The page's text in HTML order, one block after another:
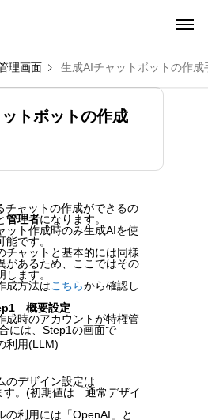
理画面 生成AIチャットボットの作成
トボットの作成
チャットの作成ができるの
管理者になります。
ット作成時のみ生成AIを使
です。
チャットと基本的には同様
があるため、ここではその
ます。
成方法はこちらから確認し
概要設定
成時のアカウントが特権管
には、Step1の画面で
利用(LLM)
のデザイン設定は
す。(初期値は「通常デザイ
利用には「OpenAI」と